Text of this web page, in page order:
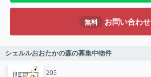
無料 お問い合わせ
シェルルおおたかの森の募集中物件
205